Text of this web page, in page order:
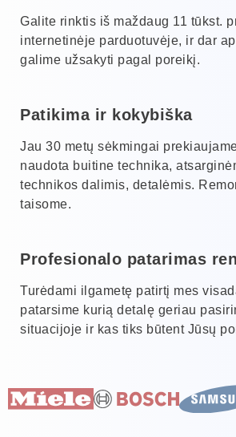
Galite rinktis iš maždaug 11 tūkst.
internetinėje parduotuvėje, ir dar
galime užsakyti pagal poreikį.
Patikima ir kokybiška
Jau 30 metų sėkmingai
naudota buitine technika,
technikos dalimis, detalėmis.
taisome.
Profesionalo patarimas
Turėdami ilgametę patirtį mes
patarsime kurią detalę geriau
situacijoje ir kas tiks būtent Jūsų